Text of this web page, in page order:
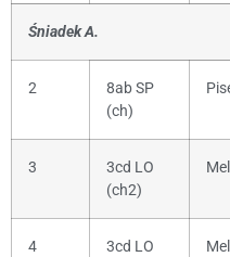
Śniadek A.
2
8ab SP
(ch)
3
3cd LO
(ch2)
4
3cd LO